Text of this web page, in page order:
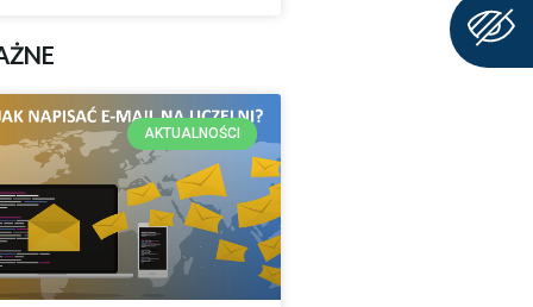
AKTUALNOŚCI